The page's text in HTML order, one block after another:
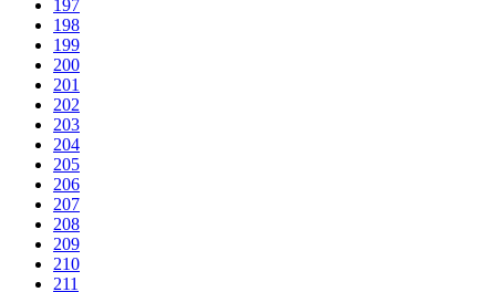
197
198
199
200
201
202
203
204
205
206
207
208
209
210
211